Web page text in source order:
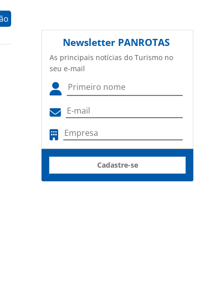
Newsletter PANROTAS
As principais notícias do Turismo no
seu e-mail
Cadastre-se